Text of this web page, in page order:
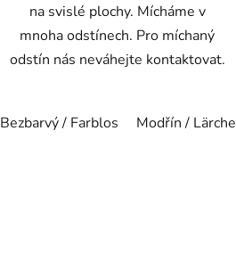
na svislé plochy. Mícháme v
mnoha odstínech. Pro míchaný
odstín nás neváhejte kontaktovat.
Bezbarvý / Farblos Modřín / Lärche